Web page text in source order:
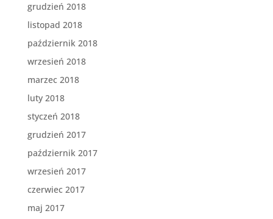
grudzień 2018
listopad 2018
październik 2018
wrzesień 2018
marzec 2018
luty 2018
styczeń 2018
grudzień 2017
październik 2017
wrzesień 2017
czerwiec 2017
maj 2017